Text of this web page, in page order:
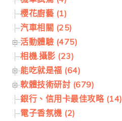
櫻花廚藝 (1)
汽車相關 (25)
活動體驗 (475)
相機.攝影 (23)
能吃就是福 (64)
軟體技術研討 (679)
銀行、信用卡最佳攻略 (14)
電子香氛機 (2)